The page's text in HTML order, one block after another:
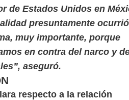
de Estados Unidos en
presuntamente
muy importante, porque
en contra del narco y
aseguró.
respecto a la relación